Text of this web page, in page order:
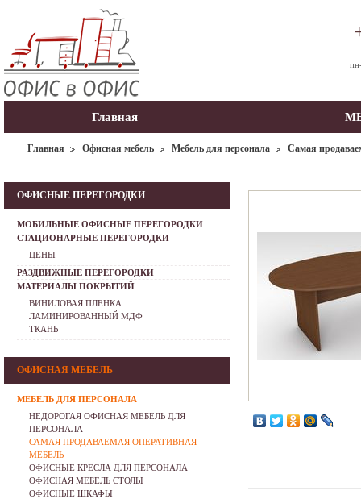
Главная
Главная Офисная мебель Мебель для персонала Самая
ОФИСНЫЕ ПЕРЕГОРОДКИ
МОБИЛЬНЫЕ ОФИСНЫЕ ПЕРЕГОРОДКИ
СТАЦИОНАРНЫЕ ПЕРЕГОРОДКИ
ЦЕНЫ
РАЗДВИЖНЫЕ ПЕРЕГОРОДКИ
МАТЕРИАЛЫ ПОКРЫТИЙ
ВИНИЛОВАЯ ПЛЕНКА
ЛАМИНИРОВАННЫЙ МДФ
ТКАНЬ
ОФИСНАЯ МЕБЕЛЬ
МЕБЕЛЬ ДЛЯ ПЕРСОНАЛА
НЕДОРОГАЯ ОФИСНАЯ МЕБЕЛЬ ДЛЯ
ПЕРСОНАЛА
САМАЯ ПРОДАВАЕМАЯ ОПЕРАТИВНАЯ
МЕБЕЛЬ
ОФИСНЫЕ КРЕСЛА ДЛЯ ПЕРСОНАЛА
ОФИСНАЯ МЕБЕЛЬ СТОЛЫ
ОФИСНЫЕ ШКАФЫ